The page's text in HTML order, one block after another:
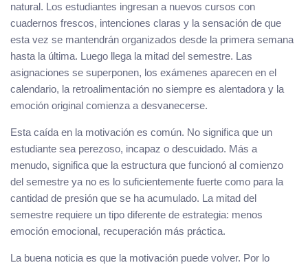
natural. Los estudiantes ingresan a nuevos cursos con
cuadernos frescos, intenciones claras y la sensación de que
esta vez se mantendrán organizados desde la primera semana
hasta la última. Luego llega la mitad del semestre. Las
asignaciones se superponen, los exámenes aparecen en el
calendario, la retroalimentación no siempre es alentadora y la
emoción original comienza a desvanecerse.
Esta caída en la motivación es común. No significa que un
estudiante sea perezoso, incapaz o descuidado. Más a
menudo, significa que la estructura que funcionó al comienzo
del semestre ya no es lo suficientemente fuerte como para la
cantidad de presión que se ha acumulado. La mitad del
semestre requiere un tipo diferente de estrategia: menos
emoción emocional, recuperación más práctica.
La buena noticia es que la motivación puede volver. Por lo